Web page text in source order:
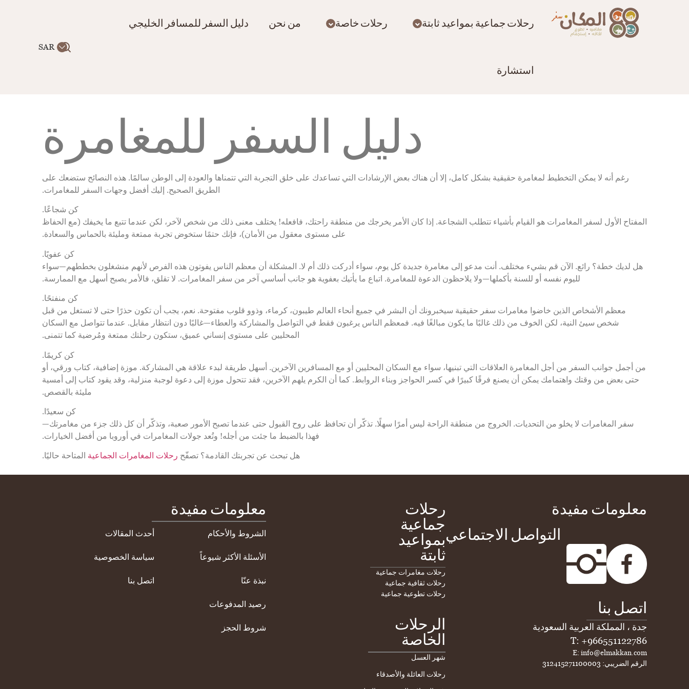
رحلات جماعية بمواعيد ثابتة رحلات خاصة من نحن دليل السفر للمسافر الخليجي
استشارة
SAR
دليل السفر للمغامرة
رغم أنه لا يمكن التخطيط لمغامرة حقيقية بشكل كامل، إلا أن هناك بعض الإرشادات التي تساعدك على خلق التجربة التي تتمناها والعودة إلى الوطن سالمًا. هذه النصائح ستضعك على
الطريق الصحيح. إليك أفضل وجهات السفر للمغامرات.
كن شجاعًا.
المفتاح الأول لسفر المغامرات هو القيام بأشياء تتطلب الشجاعة. إذا كان الأمر يخرجك من منطقة راحتك، فافعله! يختلف معنى ذلك من شخص لآخر، لكن عندما تتبع ما يخيفك (مع الحفاظ
على مستوى معقول من الأمان)، فإنك حتمًا ستخوض تجربة ممتعة ومليئة بالحماس والسعادة.
كن عفويًا.
هل لديك خطة؟ رائع. الآن قم بشيء مختلف. أنت مدعو إلى مغامرة جديدة كل يوم، سواء أدركت ذلك أم لا. المشكلة أن معظم الناس يفوتون هذه الفرص لأنهم منشغلون بخططهم—سواء
لليوم نفسه أو للسنة بأكملها—ولا يلاحظون الدعوة للمغامرة. اتباع ما يأتيك بعفوية هو جانب أساسي آخر من سفر المغامرات. لا تقلق، فالأمر يصبح أسهل مع الممارسة.
كن منفتحًا.
معظم الأشخاص الذين خاضوا مغامرات سفر حقيقية سيخبرونك أن البشر في جميع أنحاء العالم طيبون، كرماء، وذوو قلوب مفتوحة. نعم، يجب أن تكون حذرًا حتى لا تستغل من قبل
شخص سيئ النية، لكن الخوف من ذلك غالبًا ما يكون مبالغًا فيه. فمعظم الناس يرغبون فقط في التواصل والمشاركة والعطاء—غالبًا دون انتظار مقابل. عندما تتواصل مع السكان
المحليين على مستوى إنساني عميق، ستكون رحلتك ممتعة ومُرضية كما تتمنى.
كن كريمًا.
من أجمل جوانب السفر من أجل المغامرة العلاقات التي تبنيها، سواء مع السكان المحليين أو مع المسافرين الآخرين. أسهل طريقة لبدء علاقة هي المشاركة. موزة إضافية، كتاب ورقي، أو
حتى بعض من وقتك واهتمامك يمكن أن يصنع فرقًا كبيرًا في كسر الحواجز وبناء الروابط. كما أن الكرم يلهم الآخرين، فقد تتحول موزة إلى دعوة لوجبة منزلية، وقد يقود كتاب إلى أمسية
مليئة بالقصص.
كن سعيدًا.
سفر المغامرات لا يخلو من التحديات. الخروج من منطقة الراحة ليس أمرًا سهلًا. تذكّر أن تحافظ على روح القبول حتى عندما تصبح الأمور صعبة، وتذكّر أن كل ذلك جزء من مغامرتك—
فهذا بالضبط ما جئت من أجله! وتُعد جولات المغامرات في أوروبا من أفضل الخيارات.
هل تبحث عن تجربتك القادمة؟ تصفّح رحلات المغامرات الجماعية المتاحة حاليًا.
معلومات مفيدة
التواصل الاجتماعي
اتصل بنا
جدة ، المملكة العربية السعودية
T: +966551122786
E: info@elmakkan.com
الرقم الضريبي: 312415271100003
رحلات
جماعية
بمواعيد
ثابتة
رحلات مغامرات جماعية
رحلات ثقافية جماعية
رحلات تطوعية جماعية
الرحلات
الخاصة
شهر العسل
رحلات العائلة والأصدقاء
معلومات مفيدة
الشروط والأحكام
الأسئلة الأكثر شيوعاً
نبذة عنّا
رصيد المدفوعات
شروط الحجز
أحدث المقالات
سياسة الخصوصية
اتصل بنا